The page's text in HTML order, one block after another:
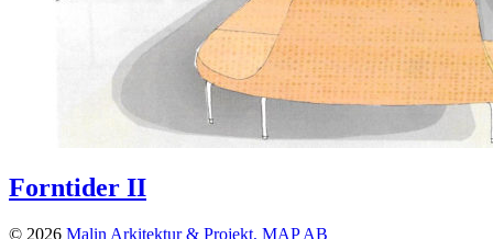
Forntider II
© 2026 Malin Arkitektur & Projekt, MAP AB